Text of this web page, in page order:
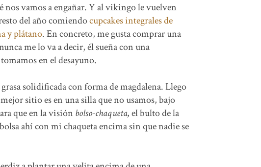
vamos a engañar. Y al vikingo le vuelven
del año comiendocupcakes integrales de
y plátano. En concreto, me gusta comprar una
me lo va a decir, él sueña con una
en el desayuno.
solidificada con forma de magdalena. Llego
sitio es en una silla que no usamos, bajo
que en la visión bolso-chaqueta,el bulto de la
ahí con mi chaqueta encima sin que nadie se